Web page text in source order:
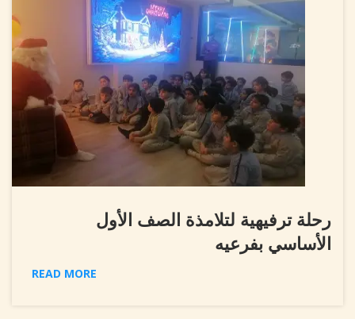
رحلة ترفيهية لتلامذة الصف الأول
الأساسي بفرعيه
READ MORE